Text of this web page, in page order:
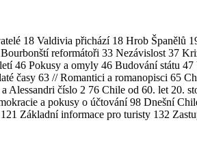
18 Valdivia přichází 18 Hrob Španělů
reformátoři 33 Nezávislost 37
46 Pokusy a omyly 46 Budování státu
časy 63 // Romantici a romanopisci 65
Alessandri číslo 2 76 Chile od 60. let 20.
a pokusy o účtování 98 Dnešní
Základní informace pro turisty 132